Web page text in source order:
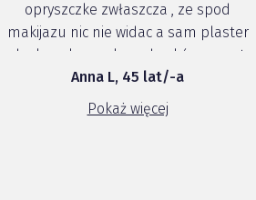
opryszczke zwłaszcza , ze spod
makijazu nic nie widac a sam plaster
doskonale przylega do skóry nawet
kilka godzin
Anna L, 45 lat/-a
Pokaż więcej